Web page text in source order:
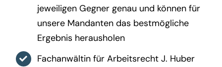
jeweiligen Gegner genau und können für
unsere Mandanten das bestmögliche
Ergebnis herausholen
Fachanwältin für Arbeitsrecht J. Huber